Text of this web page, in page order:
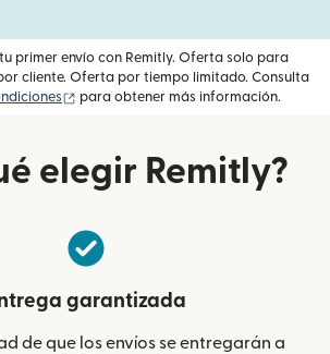
primer envío con Remitly. Oferta solo para
cliente. Oferta por tiempo limitado. Consulta
(se abre en una ventana nueva)
para obtener más información.
elegir Remitly?
garantizada
de que los envíos se entregarán a